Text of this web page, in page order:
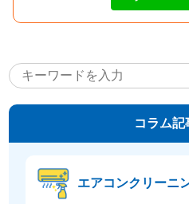
コラム記
エアコンクリーニ